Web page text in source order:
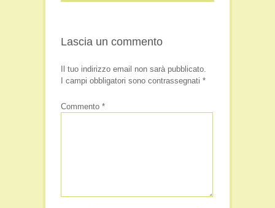
Lascia un commento
Il tuo indirizzo email non sarà pubblicato.
I campi obbligatori sono contrassegnati *
Commento *